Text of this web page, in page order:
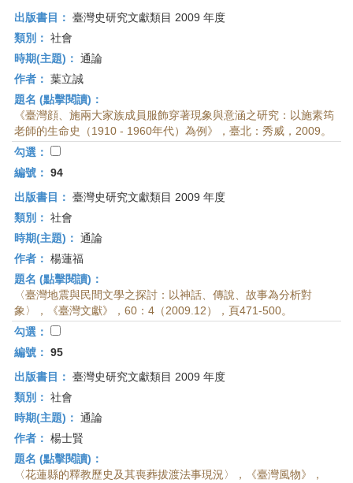
出版書目： 臺灣史研究文獻類目 2009 年度
類別： 社會
時期(主題)： 通論
作者： 葉立誠
題名 (點擊閱讀)：
《臺灣顔、施兩大家族成員服飾穿著現象與意涵之研究：以施素筠
老師的生命史（1910 - 1960年代）為例》，臺北：秀威，2009。
勾選：
編號： 94
出版書目： 臺灣史研究文獻類目 2009 年度
類別： 社會
時期(主題)： 通論
作者： 楊蓮福
題名 (點擊閱讀)：
〈臺灣地震與民間文學之探討：以神話、傳說、故事為分析對
象〉，《臺灣文獻》，60：4（2009.12），頁471-500。
勾選：
編號： 95
出版書目： 臺灣史研究文獻類目 2009 年度
類別： 社會
時期(主題)： 通論
作者： 楊士賢
題名 (點擊閱讀)：
〈花蓮縣的釋教歷史及其喪葬拔渡法事現況〉，《臺灣風物》，